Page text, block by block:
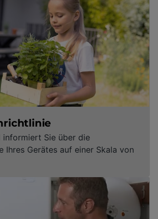
informiert Sie über die
Ihres Gerätes auf einer Skala von